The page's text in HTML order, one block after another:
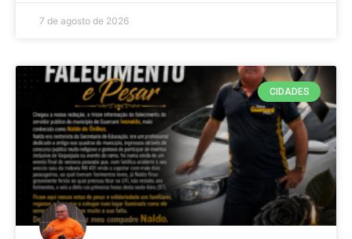
7 de agosto de 2026
CIDADES